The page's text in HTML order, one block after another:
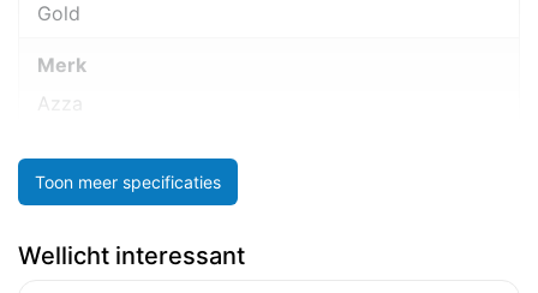
Gold
Merk
Azza
Toon meer specificaties
Wellicht interessant